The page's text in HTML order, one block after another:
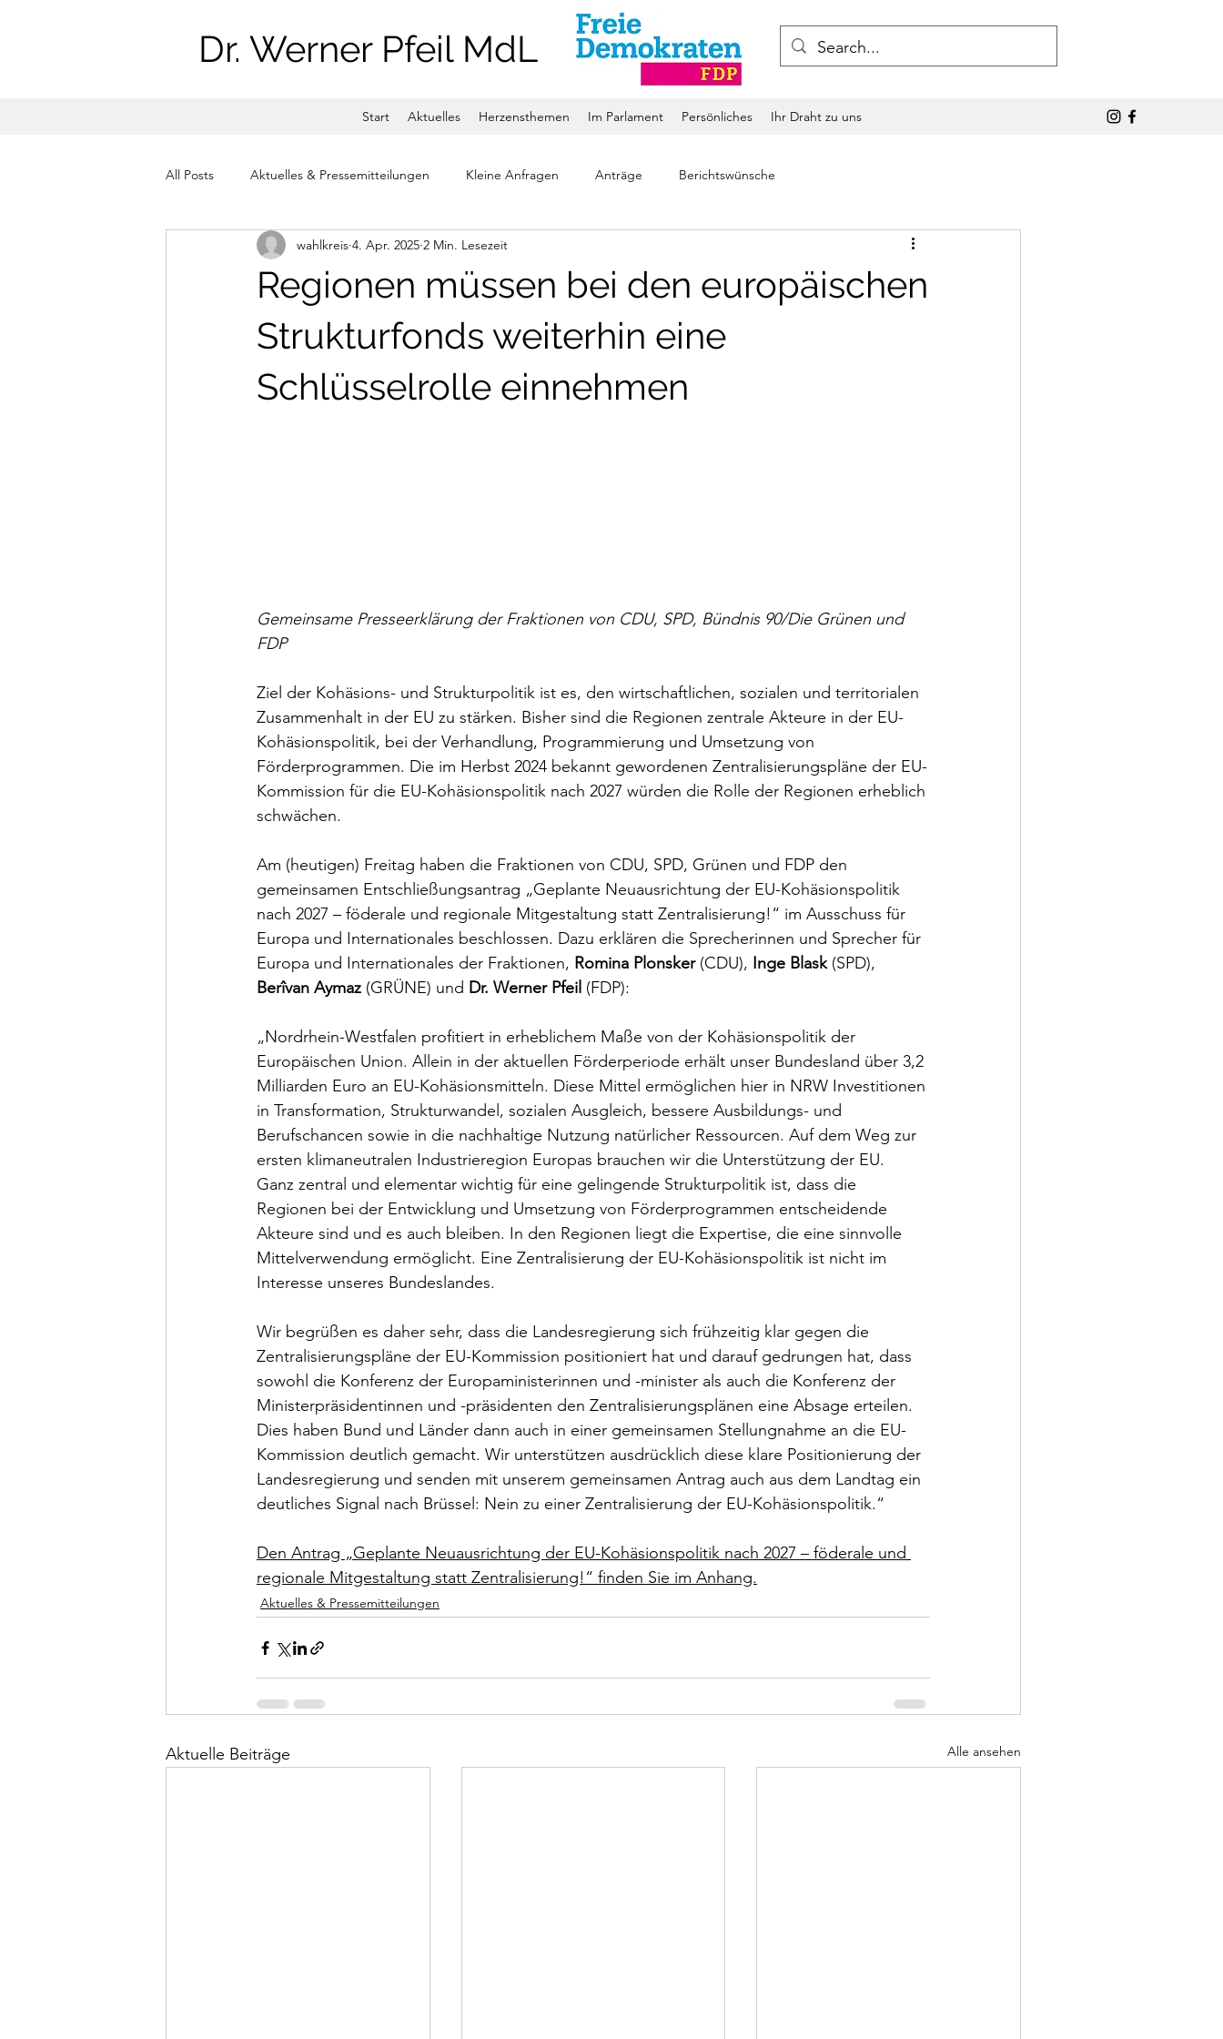
Dr. Werner Pfeil MdL
Start Aktuelles Herzensthemen Im Parlament Persönliches Ihr Draht zu uns
All Posts Aktuelles & Pressemitteilungen Kleine Anfragen Anträge Berichtswünsche
Regionen müssen bei den europäischen
Strukturfonds weiterhin eine
Schlüsselrolle einnehmen
wahlkreis 4. Apr. 2025 2 Min. Lesezeit
Gemeinsame Presseerklärung der Fraktionen von CDU, SPD, Bündnis 90/Die Grünen und
FDP
Ziel der Kohäsions- und Strukturpolitik ist es, den wirtschaftlichen, sozialen und territorialen
Zusammenhalt in der EU zu stärken. Bisher sind die Regionen zentrale Akteure in der EU-
Kohäsionspolitik, bei der Verhandlung, Programmierung und Umsetzung von
Förderprogrammen. Die im Herbst 2024 bekannt gewordenen Zentralisierungspläne der EU-
Kommission für die EU-Kohäsionspolitik nach 2027 würden die Rolle der Regionen erheblich
schwächen.
Am (heutigen) Freitag haben die Fraktionen von CDU, SPD, Grünen und FDP den
gemeinsamen Entschließungsantrag „Geplante Neuausrichtung der EU-Kohäsionspolitik
nach 2027 – föderale und regionale Mitgestaltung statt Zentralisierung!“ im Ausschuss für
Europa und Internationales beschlossen. Dazu erklären die Sprecherinnen und Sprecher für
Europa und Internationales der Fraktionen, Romina Plonsker (CDU), Inge Blask (SPD),
Berîvan Aymaz (GRÜNE) und Dr. Werner Pfeil (FDP):
„Nordrhein-Westfalen profitiert in erheblichem Maße von der Kohäsionspolitik der
Europäischen Union. Allein in der aktuellen Förderperiode erhält unser Bundesland über 3,2
Milliarden Euro an EU-Kohäsionsmitteln. Diese Mittel ermöglichen hier in NRW Investitionen
in Transformation, Strukturwandel, sozialen Ausgleich, bessere Ausbildungs- und
Berufschancen sowie in die nachhaltige Nutzung natürlicher Ressourcen. Auf dem Weg zur
ersten klimaneutralen Industrieregion Europas brauchen wir die Unterstützung der EU.
Ganz zentral und elementar wichtig für eine gelingende Strukturpolitik ist, dass die
Regionen bei der Entwicklung und Umsetzung von Förderprogrammen entscheidende
Akteure sind und es auch bleiben. In den Regionen liegt die Expertise, die eine sinnvolle
Mittelverwendung ermöglicht. Eine Zentralisierung der EU-Kohäsionspolitik ist nicht im
Interesse unseres Bundeslandes.
Wir begrüßen es daher sehr, dass die Landesregierung sich frühzeitig klar gegen die
Zentralisierungspläne der EU-Kommission positioniert hat und darauf gedrungen hat, dass
sowohl die Konferenz der Europaministerinnen und -minister als auch die Konferenz der
Ministerpräsidentinnen und -präsidenten den Zentralisierungsplänen eine Absage erteilen.
Dies haben Bund und Länder dann auch in einer gemeinsamen Stellungnahme an die EU-
Kommission deutlich gemacht. Wir unterstützen ausdrücklich diese klare Positionierung der
Landesregierung und senden mit unserem gemeinsamen Antrag auch aus dem Landtag ein
deutliches Signal nach Brüssel: Nein zu einer Zentralisierung der EU-Kohäsionspolitik.“
Den Antrag „Geplante Neuausrichtung der EU-Kohäsionspolitik nach 2027 – föderale und
regionale Mitgestaltung statt Zentralisierung!“ finden Sie im Anhang.
Aktuelles & Pressemitteilungen
Aktuelle Beiträge Alle ansehen